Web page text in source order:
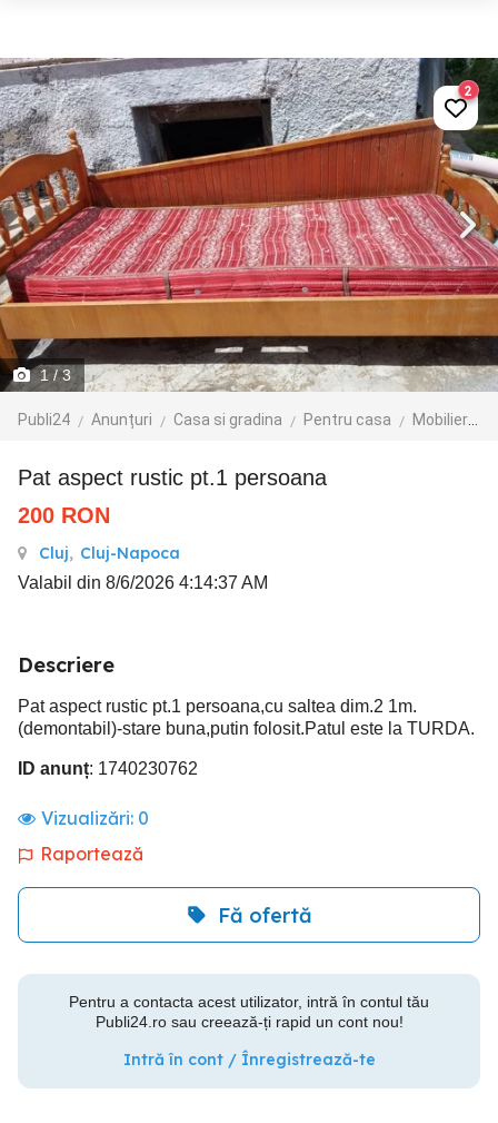
1/ 3
Publi24 Anunțuri Casa si gradina Pentru casa Mobilier
2
Pat aspect rustic pt.1 persoana
200 RON
Cluj, Cluj-Napoca
Valabil din 8/6/2026 4:14:37 AM
Descriere
Pat aspect rustic pt.1 persoana,cu saltea dim.2 1m.
(demontabil)-stare buna,putin folosit.Patul este la TURDA.
ID anunț: 1740230762
Vizualizări: 0
Raportează
Fă ofertă
Pentru a contacta acest utilizator, intră în contul tău
Publi24.ro sau creează-ți rapid un cont nou!
Intră în cont / Înregistrează-te